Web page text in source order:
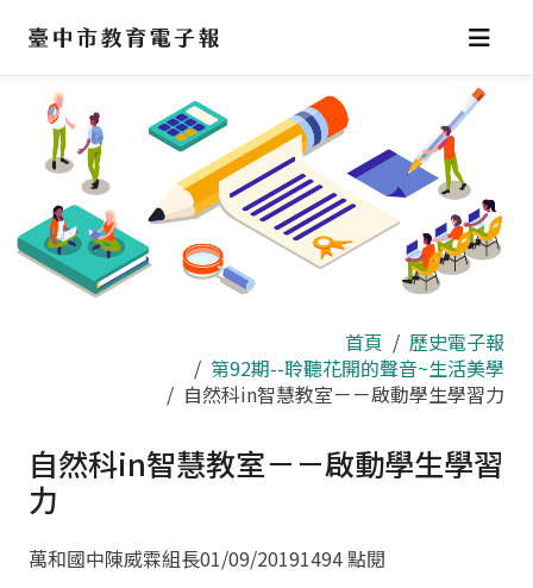
區
首頁
歷史電子報
第92期--聆聽花開的聲音~生活美學
自然科in智慧教室－－啟動學生學習力
自然科in智慧教室－－啟動學生學習
力
萬和國中陳威霖組長01/09/20191494 點閱